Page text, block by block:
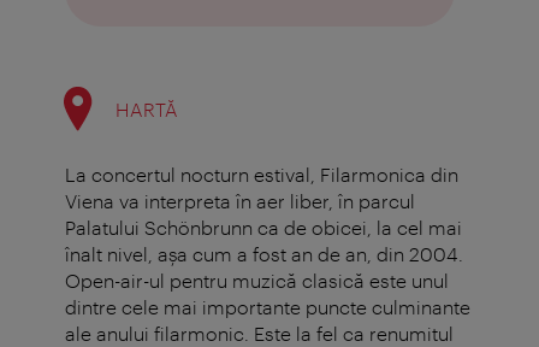
HARTĂ
La concertul nocturn estival, Filarmonica din
Viena va interpreta în aer liber, în parcul
Palatului Schönbrunn ca de obicei, la cel mai
înalt nivel, aşa cum a fost an de an, din 2004.
Open-air-ul pentru muzică clasică este unul
dintre cele mai importante puncte culminante
ale anului filarmonic. Este la fel ca renumitul